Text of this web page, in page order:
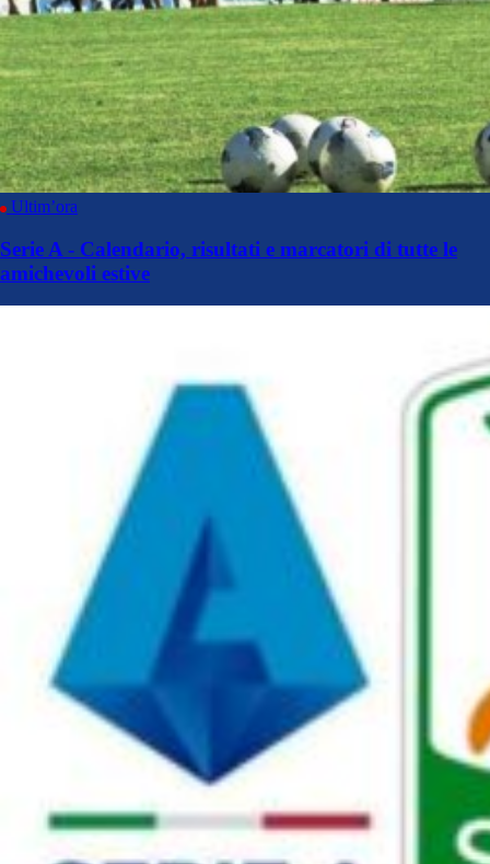
Ultim’ora
Serie A - Calendario, risultati e marcatori di tutte le
amichevoli estive